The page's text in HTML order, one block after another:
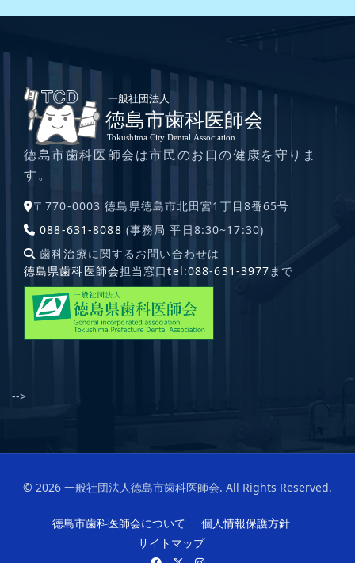
徳島市歯科医師会は市民のお口の健康を守りま
す。
〒770-0003 徳島県徳島市北田宮1丁目8番65号
088-631-8088 (事務局 平日8:30~17:30)
歯科治療に関するお問い合わせは
徳島県歯科医師会担当窓口tel:088-631-3977まで
-->
© 2026 一般社団法人徳島市歯科医師会. All Rights Reserved.
徳島市歯科医師会について
個人情報保護方針
サイトマップ